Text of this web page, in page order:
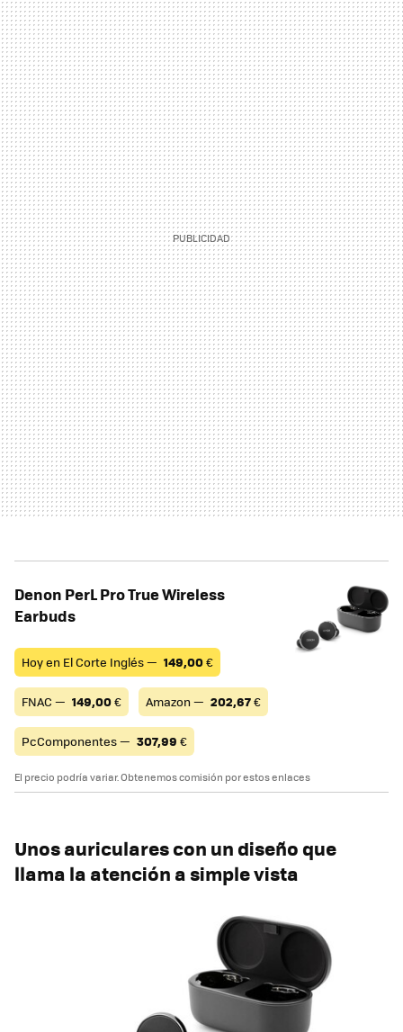
Denon PerL Pro True Wireless
Earbuds
Hoy en El Corte Inglés — 149,00€
FNAC — 149,00€ Amazon — 202,67€
PcComponentes — 307,99 €
El precio podría variar. Obtenemos comisión por estos enlaces
Unos auriculares con un diseño que
llama la atención a simple vista